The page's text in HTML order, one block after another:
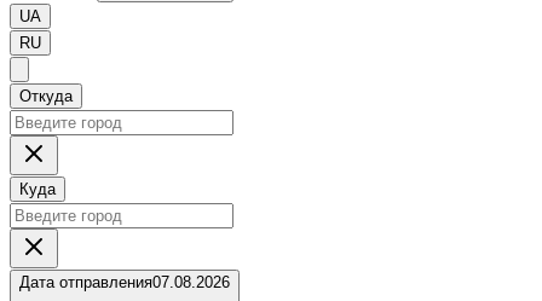
UA
RU
Откуда
Куда
Дата отправления07.08.2026